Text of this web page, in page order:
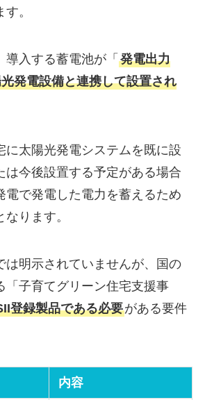
。
入する蓄電池が「 発電出力
発電設備と連携して設置され
に太陽光発電システムを既に設
は今後設置する予定がある場合
電で発電した電力を蓄えるため
ります。
は明示されていませんが、国の
「子育てグリーン住宅支援事
登録製品である必要がある要件
内容